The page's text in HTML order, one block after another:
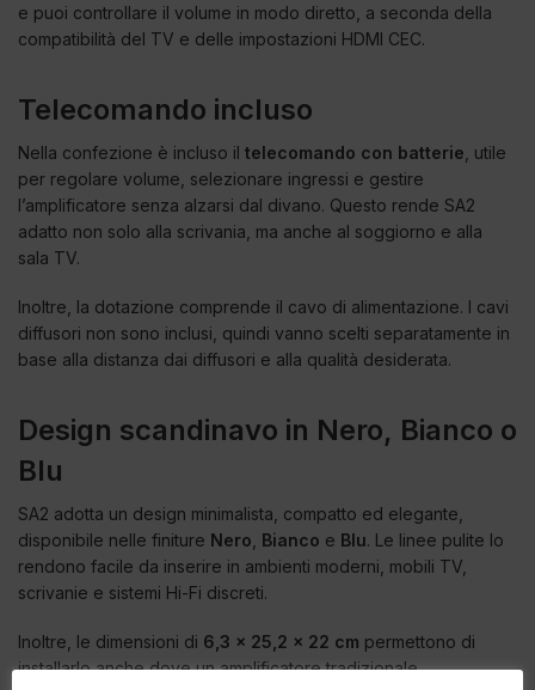
e puoi controllare il volume in modo diretto, a seconda della
compatibilità del TV e delle impostazioni HDMI CEC.
Telecomando incluso
Nella confezione è incluso il telecomando con batterie , utile
per regolare volume, selezionare ingressi e gestire
l’amplificatore senza alzarsi dal divano. Questo rende SA2
adatto non solo alla scrivania, ma anche al soggiorno e alla
sala TV.
Inoltre, la dotazione comprende il cavo di alimentazione. I cavi
diffusori non sono inclusi, quindi vanno scelti separatamente in
base alla distanza dai diffusori e alla qualità desiderata.
Design scandinavo in Nero, Bianco o
Blu
SA2 adotta un design minimalista, compatto ed elegante,
disponibile nelle finiture Nero Bianco e Blu. Le linee pulite lo
rendono facile da inserire in ambienti moderni, mobili TV,
scrivanie e sistemi Hi-Fi discreti.
Inoltre, le dimensioni di 6,3 x 25,2 x 22 cm permettono di
installarlo anche dove un amplificatore tradizionale